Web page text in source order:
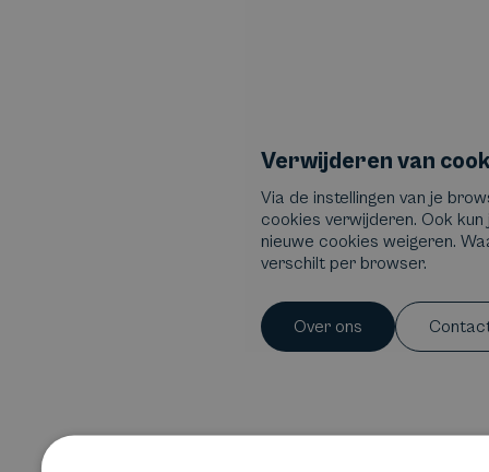
Verwijderen van
Via de instellingen van je
cookies verwijderen. Ook
nieuwe cookies weigeren.
verschilt per browser.
Over ons